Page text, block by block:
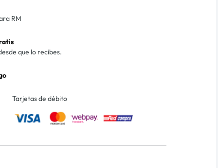
RM
que lo recibes.
Tarjetas de débito